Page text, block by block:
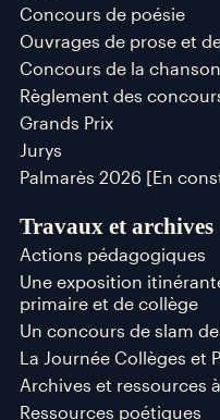
Concours de poésie
Ouvrages de prose et
Concours de la
Règlement des
Grands Prix
Jurys
Palmarès 2026 [En
Travaux et archives
Actions pédagogiques
Une exposition
primaire et de collège
Un concours de slam
La Journée Collèges et
Archives et ressources
Ressources poétiques